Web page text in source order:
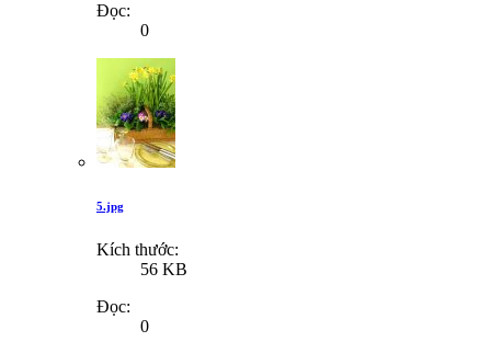
Đọc:
0
5.jpg
Kích thước:
56 KB
Đọc:
0